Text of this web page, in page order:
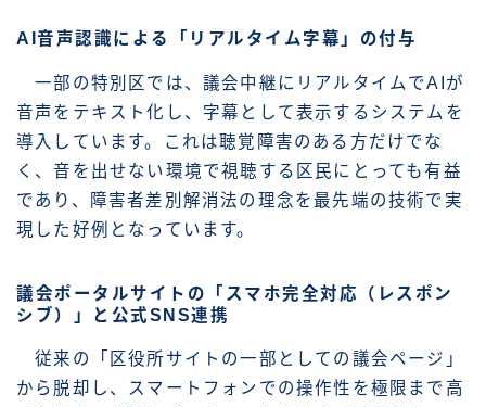
AI音声認識による「リアルタイム字幕」の付与
一部の特別区では、議会中継にリアルタイムでAIが
音声をテキスト化し、字幕として表示するシステムを
導入しています。これは聴覚障害のある方だけでな
く、音を出せない環境で視聴する区民にとっても有益
であり、障害者差別解消法の理念を最先端の技術で実
現した好例となっています。
議会ポータルサイトの「スマホ完全対応（レスポン
シブ）」と公式SNS連携
従来の「区役所サイトの一部としての議会ページ」
から脱却し、スマートフォンでの操作性を極限まで高